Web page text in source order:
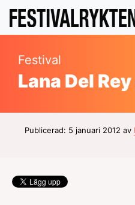
Festival
Lana Del
Publicerad: 5 januari 2012 av